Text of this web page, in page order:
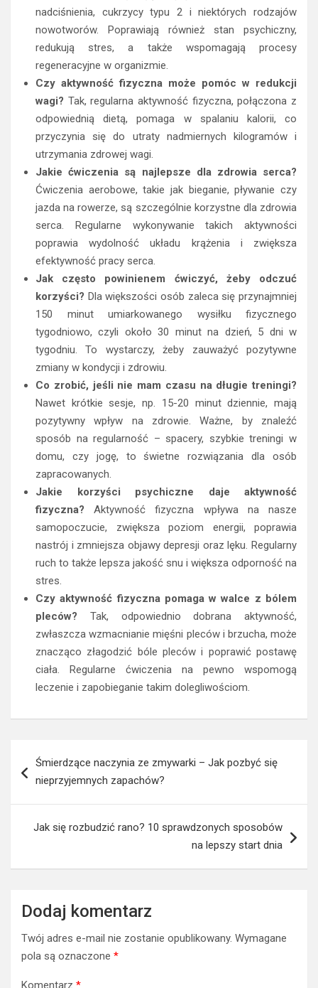
nadciśnienia, cukrzycy typu 2 i niektórych rodzajów
nowotworów. Poprawiają również stan psychiczny,
redukują stres, a także wspomagają procesy
regeneracyjne w organizmie.
Czy aktywność fizyczna może pomóc w redukcji
wagi? Tak, regularna aktywność fizyczna, połączona z
odpowiednią dietą, pomaga w spalaniu kalorii, co
przyczynia się do utraty nadmiernych kilogramów i
utrzymania zdrowej wagi.
Jakie ćwiczenia są najlepsze dla zdrowia serca?
Ćwiczenia aerobowe, takie jak bieganie, pływanie czy
jazda na rowerze, są szczególnie korzystne dla zdrowia
serca. Regularne wykonywanie takich aktywności
poprawia wydolność układu krążenia i zwiększa
efektywność pracy serca.
Jak często powinienem ćwiczyć, żeby odczuć
korzyści? Dla większości osób zaleca się przynajmniej
150 minut umiarkowanego wysiłku fizycznego
tygodniowo, czyli około 30 minut na dzień, 5 dni w
tygodniu. To wystarczy, żeby zauważyć pozytywne
zmiany w kondycji i zdrowiu.
Co zrobić, jeśli nie mam czasu na długie treningi?
Nawet krótkie sesje, np. 15-20 minut dziennie, mają
pozytywny wpływ na zdrowie. Ważne, by znaleźć
sposób na regularność – spacery, szybkie treningi w
domu, czy jogę, to świetne rozwiązania dla osób
zapracowanych.
Jakie korzyści psychiczne daje aktywność
fizyczna? Aktywność fizyczna wpływa na nasze
samopoczucie, zwiększa poziom energii, poprawia
nastrój i zmniejsza objawy depresji oraz lęku. Regularny
ruch to także lepsza jakość snu i większa odporność na
stres.
Czy aktywność fizyczna pomaga w walce z bólem
pleców? Tak, odpowiednio dobrana aktywność,
zwłaszcza wzmacnianie mięśni pleców i brzucha, może
znacząco złagodzić bóle pleców i poprawić postawę
ciała. Regularne ćwiczenia na pewno wspomogą
leczenie i zapobieganie takim dolegliwościom.
wpisu
Śmierdzące naczynia ze zmywarki – Jak pozbyć się
nieprzyjemnych zapachów?
Jak się rozbudzić rano? 10 sprawdzonych sposobów
na lepszy start dnia
Dodaj komentarz
Twój adres e-mail nie zostanie opublikowany. Wymagane
pola są oznaczone *
Komentarz *